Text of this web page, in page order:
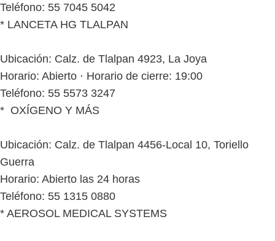
Teléfono: 55 7045 5042
* LANCETA HG TLALPAN
Ubicación: Calz. de Tlalpan 4923, La Joya
Horario: Abierto ⋅ Horario de cierre: 19:00
Teléfono: 55 5573 3247
* OXÍGENO Y MÁS
Ubicación: Calz. de Tlalpan 4456-Local 10, Toriello
Guerra
Horario: Abierto las 24 horas
Teléfono: 55 1315 0880
* AEROSOL MEDICAL SYSTEMS